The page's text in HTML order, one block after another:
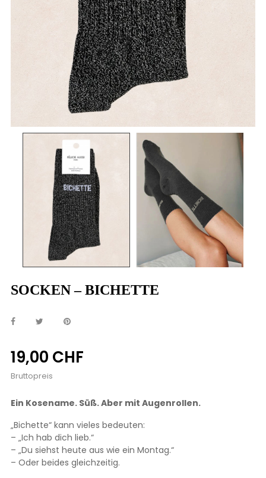
SOCKEN – BICHETTE
19,00 CHF
Bruttopreis
Ein Kosename. Süß. Aber mit Augenrollen.
„Bichette“ kann vieles bedeuten:
– „Ich hab dich lieb.“
– „Du siehst heute aus wie ein Montag.“
– Oder beides gleichzeitig.